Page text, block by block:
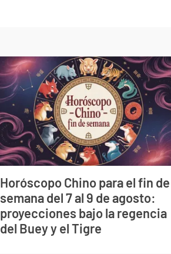
Horóscopo Chino para el fin de
semana del 7 al 9 de agosto:
proyecciones bajo la regencia
del Buey y el Tigre